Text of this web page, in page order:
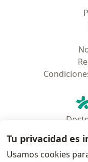
Tu privacidad es
Usamos cookies